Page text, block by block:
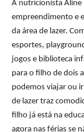
A nutricionista Aline
empreendimento e
da área de lazer.
esportes,
jogos e biblioteca
para o filho de dois
podemos viajar ou
de lazer traz
filho já está na
agora nas férias se